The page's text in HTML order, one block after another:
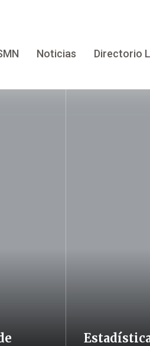
Noticias Directorio